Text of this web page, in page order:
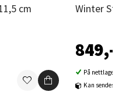
Winter
849,-
På nettlager
Kan sendes til